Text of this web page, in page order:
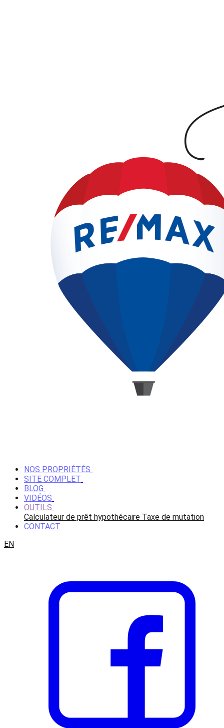
NOS PROPRIÉTÉS
SITE COMPLET
BLOG
VIDÉOS
OUTILS
Calculateur de prêt hypothécaire Taxe de mutation
CONTACT
EN